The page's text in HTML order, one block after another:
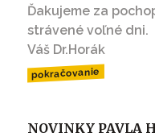
Ďakujeme za
strávené voľné dni.
Váš Dr.Horák
pokračovanie
NOVINKY PAVLA